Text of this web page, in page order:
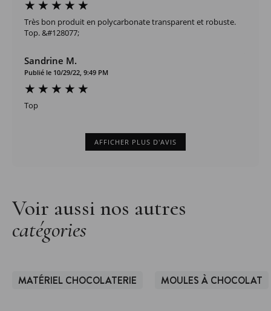
Très bon produit en polycarbonate transparent et robuste.
Top. &#128077;
Sandrine M.
Publié le 10/29/22, 9:49 PM
Top
AFFICHER PLUS D'AVIS
Voir aussi nos autres
catégories
MATÉRIEL CHOCOLATERIE MOULES À CHOCOLAT